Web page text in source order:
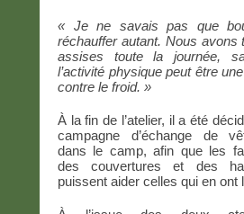
« Je ne savais pas que
réchauffer autant. Nous avons
assises toute la journée,
l’activité physique peut être
contre le froid. »
À la fin de l’atelier, il a été
campagne d’échange de
dans le camp, afin que les
des couvertures et des
puissent aider celles qui en ont